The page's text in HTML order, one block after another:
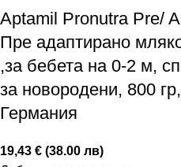
Аptamil Pronutra Pre/
Пре адаптирано
,за бебета на 0-2 м,
за новородени, 800
Германия
19,43 € (38.00 лв)